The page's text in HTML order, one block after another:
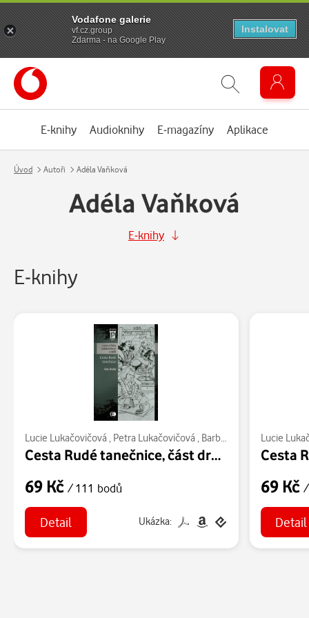
E-knihy Audioknihy E-magazíny Aplikace
Úvod Autoři Adéla Vaňková
Adéla Vaňková
E-knihy
E-knihy
Lucie Lukačovičová , Petra Lukačovičová , Barbora Beránková ,Petr
Cesta Rudé tanečnice, část druhá
69 Kč / 111 bodů
Detail Ukázka:
Lucie
69 Kč /
Detail
Vodafone galerie
vf.cz.group
Zdarma - na Google Play
Instalovat